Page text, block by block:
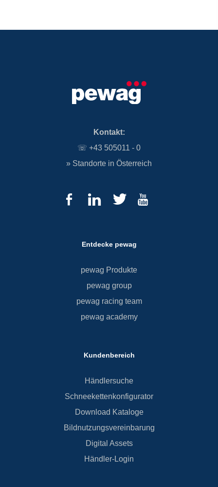
Kontakt:
☏ +43 505011 - 0
» Standorte in Österreich
Entdecke pewag
pewag Produkte
pewag group
pewag racing team
pewag academy
Kundenbereich
Händlersuche
Schneekettenkonfigurator
Download Kataloge
Bildnutzungsvereinbarung
Digital Assets
Händler-Login